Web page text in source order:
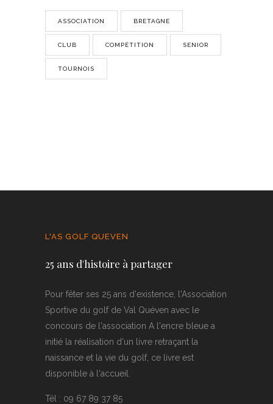
ASSOCIATION BRETAGNE
CLUB COMPÉTITION SENIOR
TOURNOIS
L'AS GOLF QUEVEN
25 ans d'histoire à partager
Pour fêter ses 25 ans d'existence, l'Association
Sportive du golf de Val Quéven avec le
concours de l'association A l'encre bleue a
initié la réalisation d'un livre retraçant la
naissance et la vie du golf, ce livre est
disponible à l'accueil.
Tél : 09 67 89 37 85